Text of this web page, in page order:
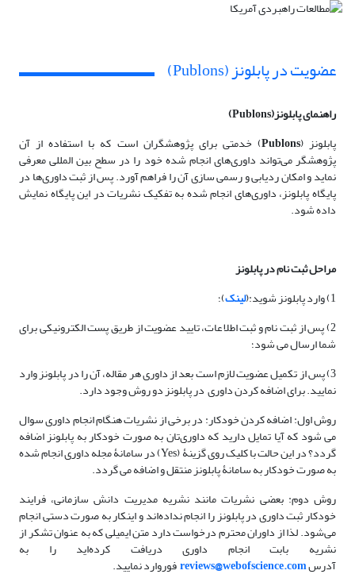
عضویت در پابلونز (Publons)
راهنمای پابلونز(Publons
)
پابلونز (Publons) خدمتی برای پژوهشگران است که با استفاده از آن
پژوهشگر می‌تواند داوری‌های انجام شده خود را در سطح بین المللی معرفی
نماید و امکان ردیابی و رسمی سازی آن را فراهم آورد. پس از ثبت داوری‌ها در
پایگاه پابلونز، داوری‌های انجام شده به تفکیک نشریات در این پایگاه نمایش
داده شود.
مراحل ثبت نام در پابلونز
1) وارد پابلونز شوید:(
لینک)؛
2) پس از ثبت نام و ثبت اطلاعات، تایید عضویت از طریق پست الکترونیکی برای
شما ارسال می شود؛
3) پس از تکمیل عضویت لازم است بعد از داوری هر مقاله، آن را در پابلونز وارد
نمایید. برای اضافه کردن داوری در پابلونز دو روش وجود دارد.
روش اول: اضافه کردن خودکار: در برخی از نشریات هنگام انجام داوری سوال
می شود که آیا تمایل دارید که داوری‌تان به صورت خودکار به پابلونز اضافه
گردد؟ در این حالت با کلیک روی گزینۀ (Yes) در سامانۀ مجله داوری انجام شده
به صورت خودکار به سامانۀ پابلونز منتقل و اضافه می گردد.
روش دوم: بعضی نشریات مانند نشریه مدیریت دانش سازمانی، فرایند
خودکار ثبت داوری در پابلونز را انجام نداده‌اند و اینکار به صورت دستی انجام
می‌شود. لذا از داوران محترم درخواست دارد متن ایمیلی که به عنوان تشکر از
نشریه بابت انجام داوری دریافت کرده‌اید را به
آدرسreviews@webofscience.comفوروارد نمایید.